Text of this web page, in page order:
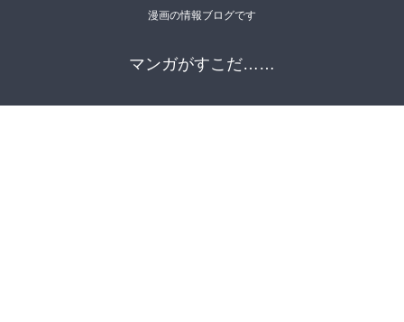
漫画の情報ブログです
マンガがすこだ……